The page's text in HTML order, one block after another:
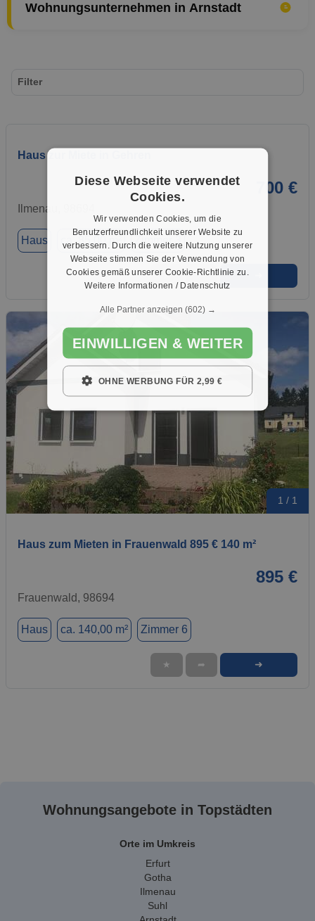
Wohnungsunternehmen in Arnstadt
Haus zur Miete in Gehren
700 €
Ilmenau, 98694
Haus ca. 85,00 m² Zimmer 3
★ ➦
1 / 1
Haus zum Mieten in Frauenwald 895 € 140 m²
895 €
Frauenwald, 98694
Haus ca. 140,00 m² Zimmer 6
★ ➦ ➜
Filter
Wohnungsangebote in Topstädten
Orte im Umkreis
Erfurt
Gotha
Ilmenau
Suhl
Diese Webseite verwendet
Cookies.
Wir verwenden Cookies, um die
Benutzerfreundlichkeit unserer Website zu
verbessern. Durch die weitere Nutzung unserer
Webseite stimmen Sie der Verwendung von
Cookies gemäß unserer Cookie-Richtlinie zu.
Weitere Informationen / Datenschutz
Alle Partner anzeigen (602) →
EINWILLIGEN & WEITER
OHNE WERBUNG FÜR 2,99 €